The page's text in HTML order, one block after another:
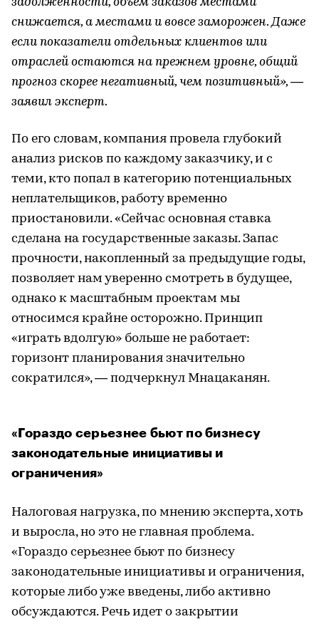
снижается, а местами и вовсе заморожен. Даже
если показатели отдельных клиентов или
отраслей остаются на прежнем уровне, общий
прогноз скорее негативный, чем позитивный», —
заявил эксперт.
По его словам, компания провела глубокий
анализ рисков по каждому заказчику, и с
теми, кто попал в категорию потенциальных
неплательщиков, работу временно
приостановили. «Сейчас основная ставка
сделана на государственные заказы. Запас
прочности, накопленный за предыдущие годы,
позволяет нам уверенно смотреть в будущее,
однако к масштабным проектам мы
относимся крайне осторожно. Принцип
«играть вдолгую» больше не работает:
горизонт планирования значительно
сократился», — подчеркнул Мнацаканян.
«Гораздо серьезнее бьют по бизнесу
законодательные инициативы и
ограничения»
Налоговая нагрузка, по мнению эксперта, хоть
и выросла, но это не главная проблема.
«Гораздо серьезнее бьют по бизнесу
законодательные инициативы и ограничения,
которые либо уже введены, либо активно
обсуждаются. Речь идет о закрытии